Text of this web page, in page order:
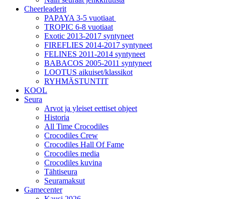
Cheerleaderit
PAPAYA 3-5 vuotiaat
TROPIC 6-8 vuotiaat
Exotic 2013-2017 syntyneet
FIREFLIES 2014-2017 syntyneet
FELINES 2011-2014 syntyneet
BABACOS 2005-2011 syntyneet
LOOTUS aikuiset/klassikot
RYHMÄSTUNTIT
KOOL
Seura
Arvot ja yleiset eettiset ohjeet
Historia
All Time Crocodiles
Crocodiles Crew
Crocodiles Hall Of Fame
Crocodiles media
Crocodiles kuvina
Tähtiseura
Seuramaksut
Gamecenter